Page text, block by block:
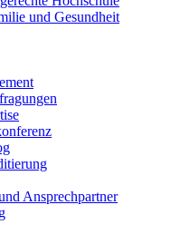
und Gesundheit
Ansprechpartner